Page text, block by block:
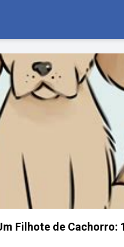
Filhote de Cachorro: